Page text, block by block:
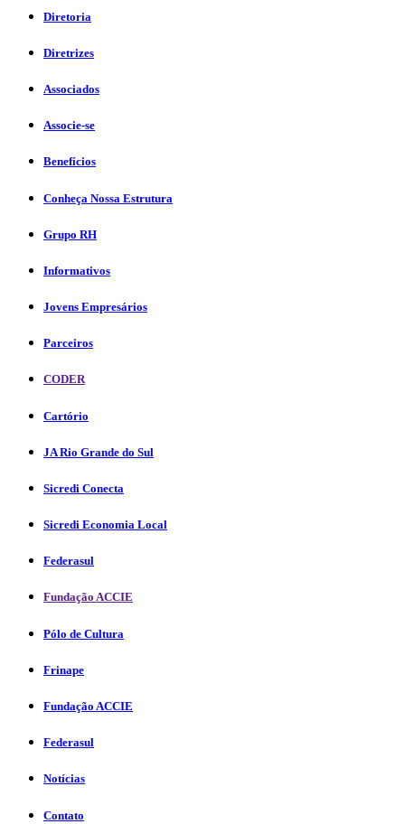
Diretoria
Diretrizes
Associados
Associe-se
Benefícios
Conheça Nossa Estrutura
Grupo RH
Informativos
Jovens Empresários
Parceiros
CODER
Cartório
JA Rio Grande do Sul
Sicredi Conecta
Sicredi Economia Local
Federasul
Fundação ACCIE
Pólo de Cultura
Frinape
Fundação ACCIE
Federasul
Notícias
Contato